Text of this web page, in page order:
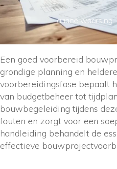
ariane waarsing
Een goed voorbereid
grondige planning en
voorbereidingsfase bepaalt
van budgetbeheer tot
bouwbegeleiding tijdens
fouten en zorgt voor een
handleiding behandelt de
effectieve